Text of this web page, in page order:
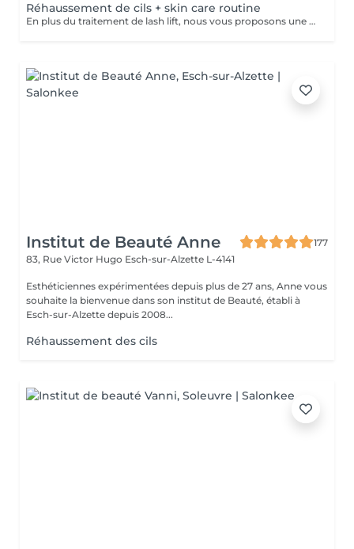
Réhaussement de cils + skin care routine
En plus du traitement de lash lift, nous vous proposons une expérience complète de soins de la peau. Notre routine de soins personnalisée comprend un double nettoyage pour éliminer les impuretés, suivi d'une exfoliation douce pour une peau lisse et radieuse. Ensuite, nous infusons votre peau avec un sérum hydratant spécialement sélectionné pour répondre à vos besoins. Enfin, nous appliquons un masque facial sur mesure qui offre une hydratation intense et une sensation de bien-être apaisante. Cette combinaison de lash lift et de soins de la peau vous permet de profiter de cils magnifiquement recourbés et d'une peau éclatante.
Institut de Beauté Anne
177
83, Rue Victor Hugo Esch-sur-Alzette L-4141
Esthéticiennes expérimentées depuis plus de 27 ans, Anne vous
souhaite la bienvenue dans son institut de Beauté, établi à
Esch-sur-Alzette depuis 2008...
Réhaussement des cils